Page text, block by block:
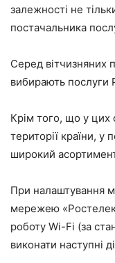
залежності не
постачальника
Серед вітчизняних
вибирають послуги
Крім того, що у цих
території країни, у
широкий
При налаштування
мережею
роботу Wi-Fi (за
виконати наступні